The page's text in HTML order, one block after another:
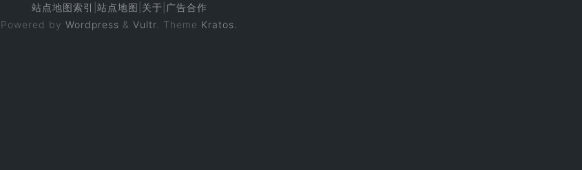
站点地图索引 站点地图 关于 广告合作
Powered by Wordpress & Vultr . Theme Kratos.